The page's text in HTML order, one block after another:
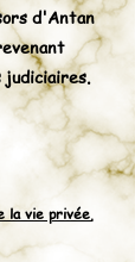
d'Antan
judiciaires.
la vie privée.